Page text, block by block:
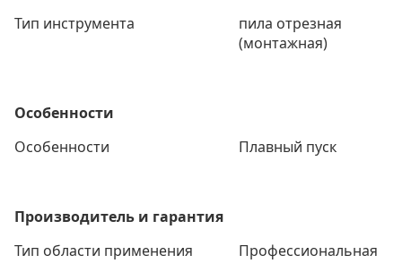
Тип инструмента
пила отрезная
(монтажная)
Особенности
Особенности
Плавный пуск
Производитель и гарантия
Тип области применения
Профессиональная